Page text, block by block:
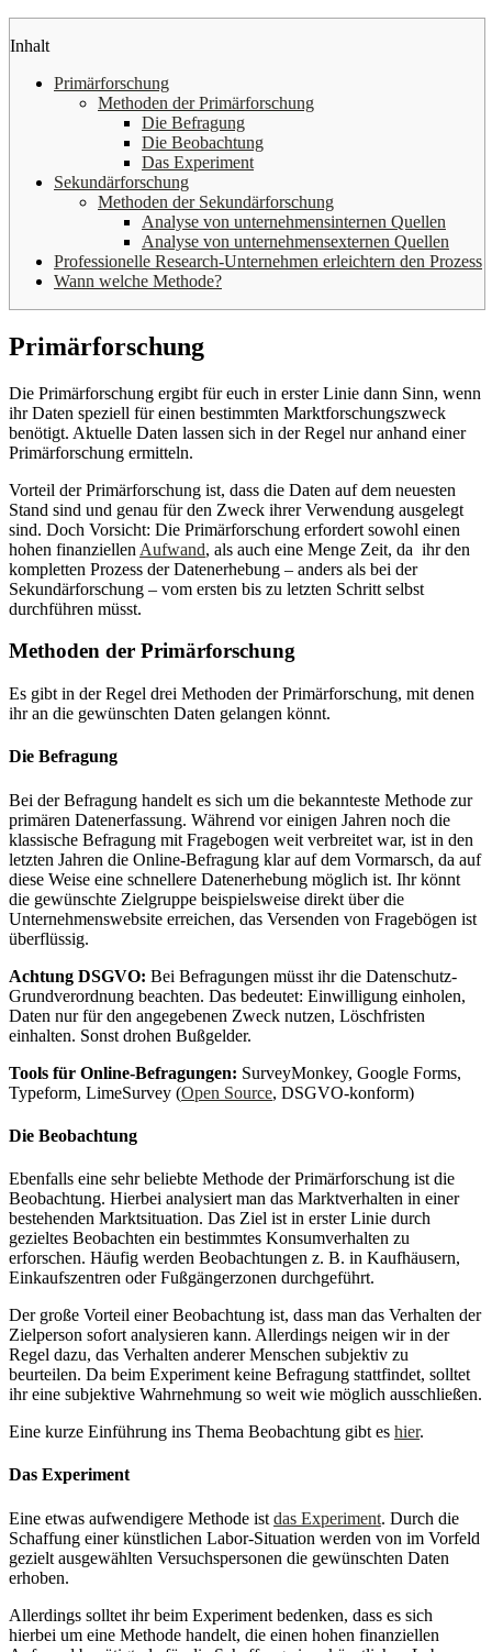
Inhalt
Primärforschung
Methoden der Primärforschung
Die Befragung
Die Beobachtung
Das Experiment
Sekundärforschung
Methoden der Sekundärforschung
Analyse von unternehmensinternen Quellen
Analyse von unternehmensexternen Quellen
Professionelle Research-Unternehmen erleichtern den Prozess
Wann welche Methode?
Primärforschung
Die Primärforschung ergibt für euch in erster Linie dann Sinn, wenn
ihr Daten speziell für einen bestimmten Marktforschungszweck
benötigt. Aktuelle Daten lassen sich in der Regel nur anhand einer
Primärforschung ermitteln.
Vorteil der Primärforschung ist, dass die Daten auf dem neuesten
Stand sind und genau für den Zweck ihrer Verwendung ausgelegt
sind. Doch Vorsicht: Die Primärforschung erfordert sowohl einen
hohen finanziellen Aufwand, als auch eine Menge Zeit, da ihr den
kompletten Prozess der Datenerhebung – anders als bei der
Sekundärforschung – vom ersten bis zu letzten Schritt selbst
durchführen müsst.
Methoden der Primärforschung
Es gibt in der Regel drei Methoden der Primärforschung, mit denen
ihr an die gewünschten Daten gelangen könnt.
Die Befragung
Bei der Befragung handelt es sich um die bekannteste Methode zur
primären Datenerfassung. Während vor einigen Jahren noch die
klassische Befragung mit Fragebogen weit verbreitet war, ist in den
letzten Jahren die Online-Befragung klar auf dem Vormarsch, da auf
diese Weise eine schnellere Datenerhebung möglich ist. Ihr könnt
die gewünschte Zielgruppe beispielsweise direkt über die
Unternehmenswebsite erreichen, das Versenden von Fragebögen ist
überflüssig.
Achtung DSGVO: Bei Befragungen müsst ihr die Datenschutz-
Grundverordnung beachten. Das bedeutet: Einwilligung einholen,
Daten nur für den angegebenen Zweck nutzen, Löschfristen
einhalten. Sonst drohen Bußgelder.
Tools für Online-Befragungen: SurveyMonkey, Google Forms,
Typeform, LimeSurvey (Open Source, DSGVO-konform)
Die Beobachtung
Ebenfalls eine sehr beliebte Methode der Primärforschung ist die
Beobachtung. Hierbei analysiert man das Marktverhalten in einer
bestehenden Marktsituation. Das Ziel ist in erster Linie durch
gezieltes Beobachten ein bestimmtes Konsumverhalten zu
erforschen. Häufig werden Beobachtungen z. B. in Kaufhäusern,
Einkaufszentren oder Fußgängerzonen durchgeführt.
Der große Vorteil einer Beobachtung ist, dass man das Verhalten der
Zielperson sofort analysieren kann. Allerdings neigen wir in der
Regel dazu, das Verhalten anderer Menschen subjektiv zu
beurteilen. Da beim Experiment keine Befragung stattfindet, solltet
ihr eine subjektive Wahrnehmung so weit wie möglich ausschließen.
Eine kurze Einführung ins Thema Beobachtung gibt es hier.
Das Experiment
Eine etwas aufwendigere Methode ist das Experiment. Durch die
Schaffung einer künstlichen Labor-Situation werden von im Vorfeld
gezielt ausgewählten Versuchspersonen die gewünschten Daten
erhoben.
Allerdings solltet ihr beim Experiment bedenken, dass es sich
hierbei um eine Methode handelt, die einen hohen finanziellen